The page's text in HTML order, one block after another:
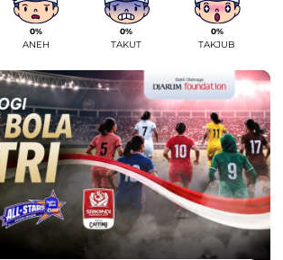
0%
ANEH
0%
TAKUT
0%
TAKJUB